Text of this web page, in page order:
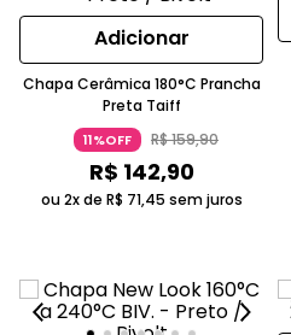
Adicionar
Chapa Cerâmica 180°C Prancha
Preta Taiff
11%OFF R$159,90
R$ 142,90
ou 2x de R$ 71,45 sem juros